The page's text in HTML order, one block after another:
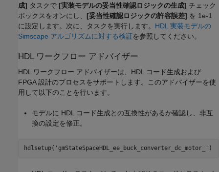
成] タスクで [実装モデルの妥当性確認ロジックの生成] チェック
ボックスをオンにし、 [妥当性確認ロジックの許容誤差] を 1e-1
に設定します。次に、タスクを実行します。 HDL 実装モデルの
Simscape アルゴリズムに対する検証を参照してください。
HDL ワークフロー アドバイザー
HDL ワークフロー アドバイザーは、HDL コード生成および
FPGA 設計のプロセスをサポートします。このアドバイザーを使
用して以下のことを行います。
モデルに HDL コード生成との互換性があるか確認し、非互
換の設定を修正。
hdlsetup( 'gmStateSpaceHDL_ee_buck_converter_dc_motor_'